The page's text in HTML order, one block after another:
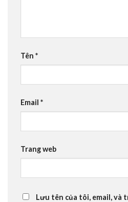
Tên *
Email *
Trang web
Lưu tên của tôi, email, và